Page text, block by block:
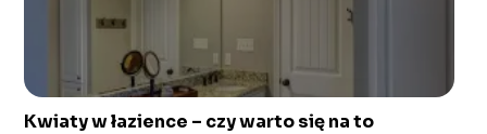
Kwiaty w łazience – czy warto się na to